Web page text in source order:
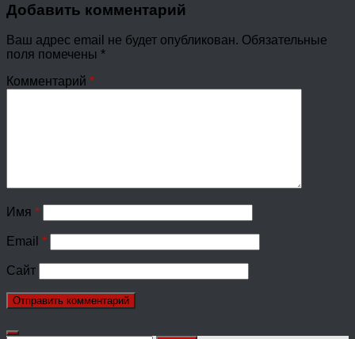
Добавить комментарий
Ваш адрес email не будет опубликован. Обязательные
поля помечены *
Комментарий *
Имя *
Email *
Сайт